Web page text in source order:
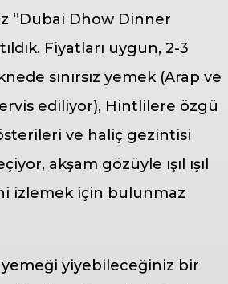
‘’Dubai Dhow Dinner
Fiyatları uygun, 2-3
sınırsız yemek (Arap ve
ediliyor), Hintlilere özgü
ve haliç gezintisi
akşam gözüyle ışıl ışıl
izlemek için bulunmaz
yiyebileceğiniz bir